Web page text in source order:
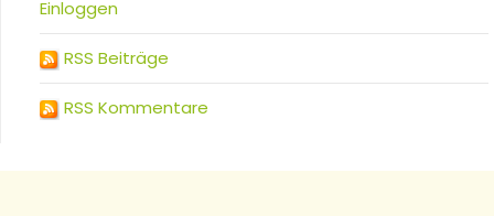
Einloggen
RSS Beiträge
RSS Kommentare